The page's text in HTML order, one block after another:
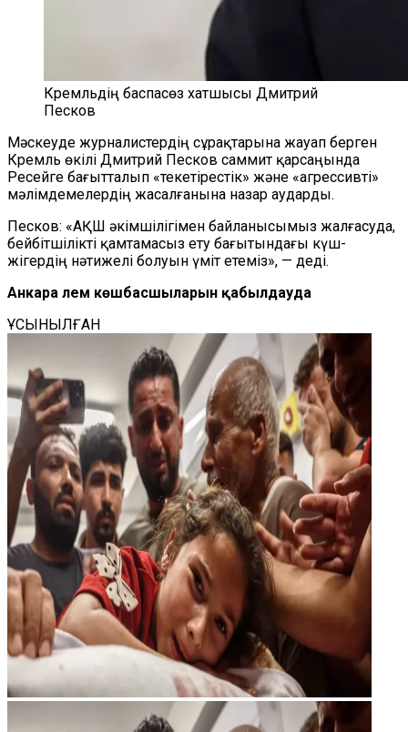
Кремльдің баспасөз хатшысы Дмитрий
Песков
Мәскеуде журналистердің сұрақтарына жауап берген
Кремль өкілі Дмитрий Песков саммит қарсаңында
Ресейге бағытталып «текетірестік» және «агрессивті»
мәлімдемелердің жасалғанына назар аударды.
Песков: «АҚШ әкімшілігімен байланысымыз жалғасуда,
бейбітшілікті қамтамасыз ету бағытындағы күш-
жігердің нәтижелі болуын үміт етеміз», — деді.
Анкара әлем көшбасшыларын қабылдауда
ҰСЫНЫЛҒАН